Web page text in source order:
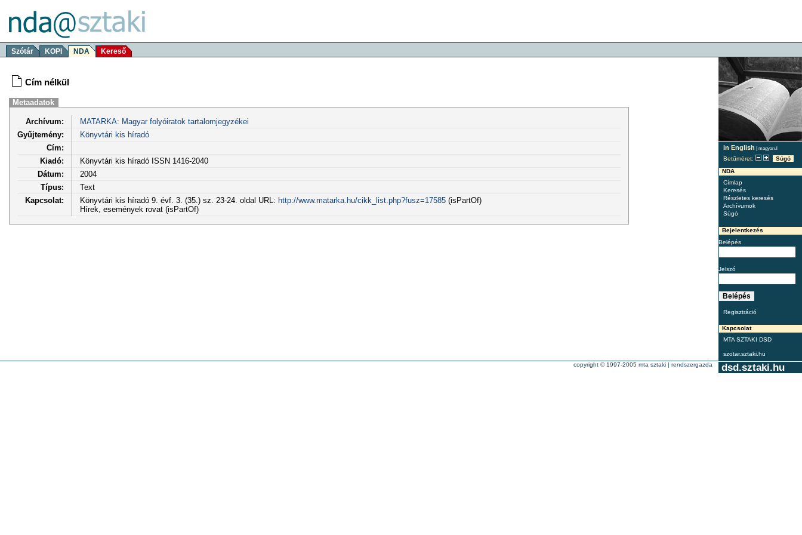
Szótár KOPI NDA Kereső
in English | magyarul
Betűméret:
Súgó
NDA
Címlap
Keresés
Részletes keresés
Archívumok
Súgó
Bejelentkezés
Belépés
Jelszó
Regisztráció
Kapcsolat
MTA SZTAKI DSD
szotar.sztaki.hu
Cím nélkül
Metaadatok
Archívum:
MATARKA: Magyar folyóiratok tartalomjegyzékei
Gyűjtemény:
Könyvtári kis híradó
Cím:
Kiadó:
Könyvtári kis híradó ISSN 1416-2040
Dátum:
2004
Típus:
Text
Kapcsolat:
Könyvtári kis híradó 9. évf. 3. (35.) sz. 23-24. oldal URL: http://www.matarka.hu/cikk_list.php?fusz=17585(isPartOf)
Hírek, események rovat (isPartOf)
dsd.sztaki.hu
copyright © 1997-2005 mta sztaki | rendszergazda